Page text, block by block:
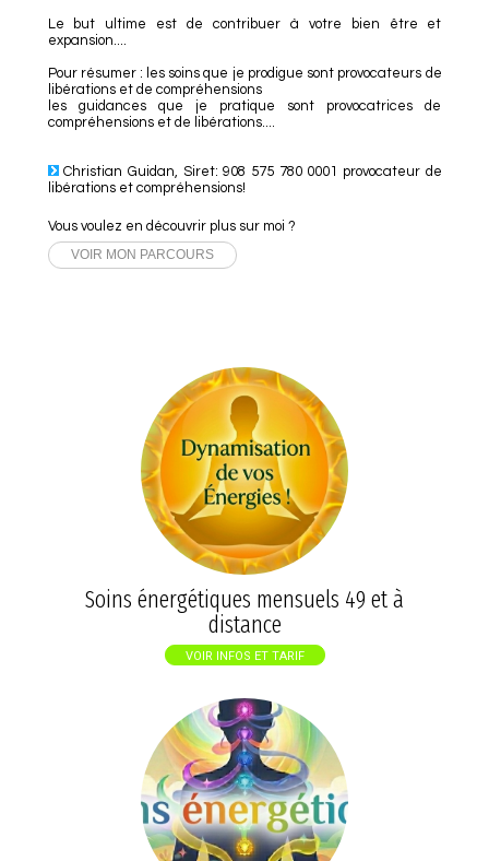
Le but ultime est de contribuer à votre bien être et
expansion....
Pour résumer : les soins que je prodigue sont provocateurs de
libérations et de compréhensions
les guidances que je pratique sont provocatrices de
compréhensions et de libérations....
Christian Guidan, Siret: 908 575 780 0001 provocateur de
libérations et compréhensions!
Vous voulez en découvrir plus sur moi ?
VOIR MON PARCOURS
Soins énergétiques mensuels 49 et à
distance
VOIR INFOS ET TARIF